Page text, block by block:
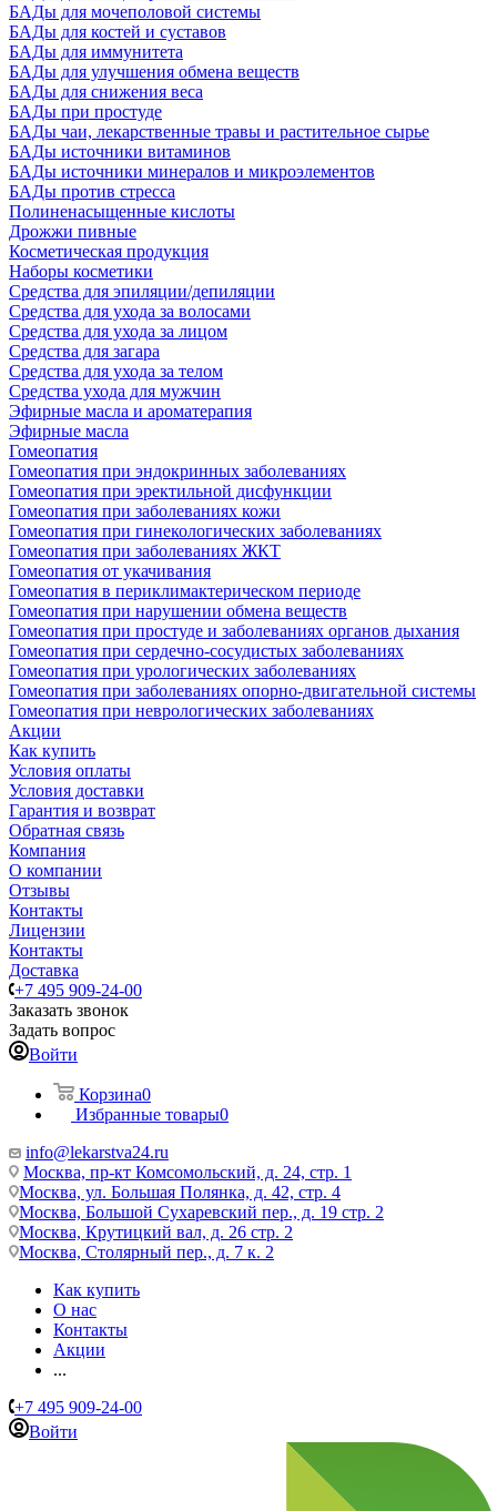
БАДы для мочеполовой системы
БАДы для костей и суставов
БАДы для иммунитета
БАДы для улучшения обмена веществ
БАДы для снижения веса
БАДы при простуде
БАДы чаи, лекарственные травы и растительное сырье
БАДы источники витаминов
БАДы источники минералов и микроэлементов
БАДы против стресса
Полиненасыщенные кислоты
Дрожжи пивные
Косметическая продукция
Наборы косметики
Средства для эпиляции/депиляции
Средства для ухода за волосами
Средства для ухода за лицом
Средства для загара
Средства для ухода за телом
Средства ухода для мужчин
Эфирные масла и ароматерапия
Эфирные масла
Гомеопатия
Гомеопатия при эндокринных заболеваниях
Гомеопатия при эректильной дисфункции
Гомеопатия при заболеваниях кожи
Гомеопатия при гинекологических заболеваниях
Гомеопатия при заболеваниях ЖКТ
Гомеопатия от укачивания
Гомеопатия в периклимактерическом периоде
Гомеопатия при нарушении обмена веществ
Гомеопатия при простуде и заболеваниях органов дыхания
Гомеопатия при сердечно-сосудистых заболеваниях
Гомеопатия при урологических заболеваниях
Гомеопатия при заболеваниях опорно-двигательной системы
Гомеопатия при неврологических заболеваниях
Акции
Как купить
Условия оплаты
Условия доставки
Гарантия и возврат
Обратная связь
Компания
О компании
Отзывы
Контакты
Лицензии
Контакты
Доставка
+7 495 909-24-00
Заказать звонок
Задать вопрос
Войти
Корзина0
Избранные товары0
info@lekarstva24.ru
Москва, пр-кт Комсомольский, д. 24, стр. 1
Москва, ул. Большая Полянка, д. 42, стр. 4
Москва, Большой Сухаревский пер., д. 19 стр. 2
Москва, Крутицкий вал, д. 26 стр. 2
Москва, Столярный пер., д. 7 к. 2
Как купить
О нас
Контакты
Акции
...
+7 495 909-24-00
Войти